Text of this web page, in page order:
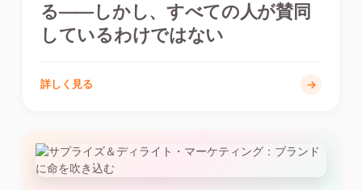
る――しかし、すべての人が賛同
しているわけではない
詳しく見る